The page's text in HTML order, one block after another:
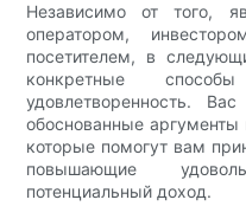
Независимо от того,
оператором,
посетителем, в
конкретные
удовлетворенность.
обоснованные
которые помогут вам
повышающие
потенциальный доход.